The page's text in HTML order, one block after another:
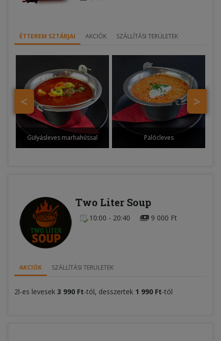
ÉTTEREM SZTÁRJAI AKCIÓK SZÁLLÍTÁSI TERÜLETEK
>
<
Gulyásleves marhahússal Palócleves
Two Liter Soup
10:00 - 20:40 9 000 Ft
AKCIÓK SZÁLLÍTÁSI TERÜLETEK
2l-es levesek 3 990 Ft-tól, desszertek 1 990 Ft-tól